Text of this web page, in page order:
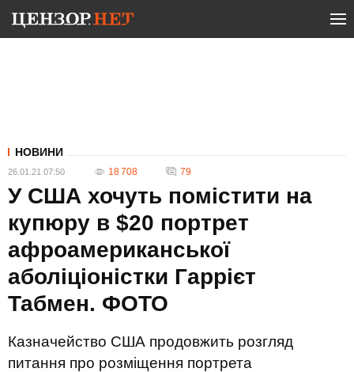
НОВИНИ
26.01.21 07:50 18 708 79
У США хочуть помістити на
купюру в $20 портрет
афроамериканської
аболіціоністки Гаррієт
Табмен. ФОТО
Казначейство США продовжить розгляд
питання про розміщення портрета